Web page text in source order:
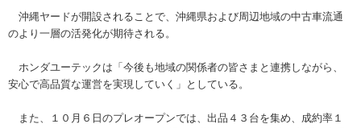
沖縄ヤードが開設されることで、沖縄県および周辺地域の中古車流通
のより一層の活発化が期待される。
ホンダユーテックは「今後も地域の関係者の皆さまと連携しながら、
安心で高品質な運営を実現していく」としている。
また、１０月６日のプレオープンでは、出品４３台を集め、成約率１